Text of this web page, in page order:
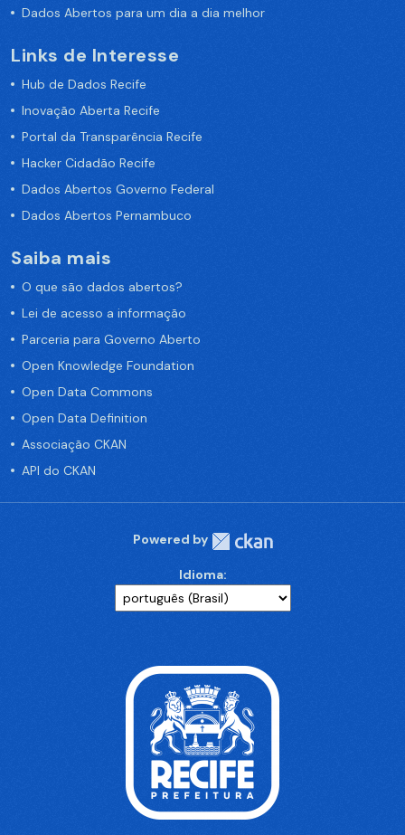
Dados Abertos para um dia a dia melhor
Links de Interesse
Hub de Dados Recife
Inovação Aberta Recife
Portal da Transparência Recife
Hacker Cidadão Recife
Dados Abertos Governo Federal
Dados Abertos Pernambuco
Saiba mais
O que são dados abertos?
Lei de acesso a informação
Parceria para Governo Aberto
Open Knowledge Foundation
Open Data Commons
Open Data Definition
Associação CKAN
API do CKAN
Powered by
Idioma